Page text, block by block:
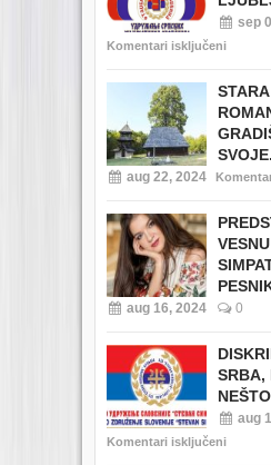
sep
Komentari isključeni
aug 22, 2024
aug 16, 2024 0
SRBA,
aug
Komentari isključeni